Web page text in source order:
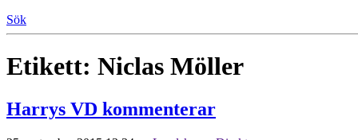
Sök
Etikett: Niclas Möller
Harrys VD kommenterar